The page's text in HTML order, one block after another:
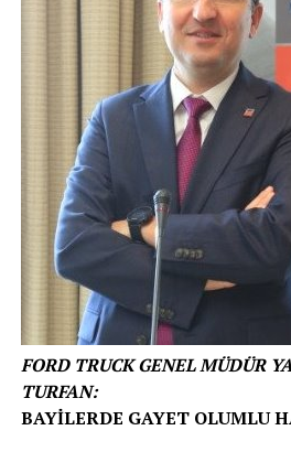
FORD TRUCK GENEL MÜDÜR
TURFAN:
BAYİLERDE GAYET OLUMLU